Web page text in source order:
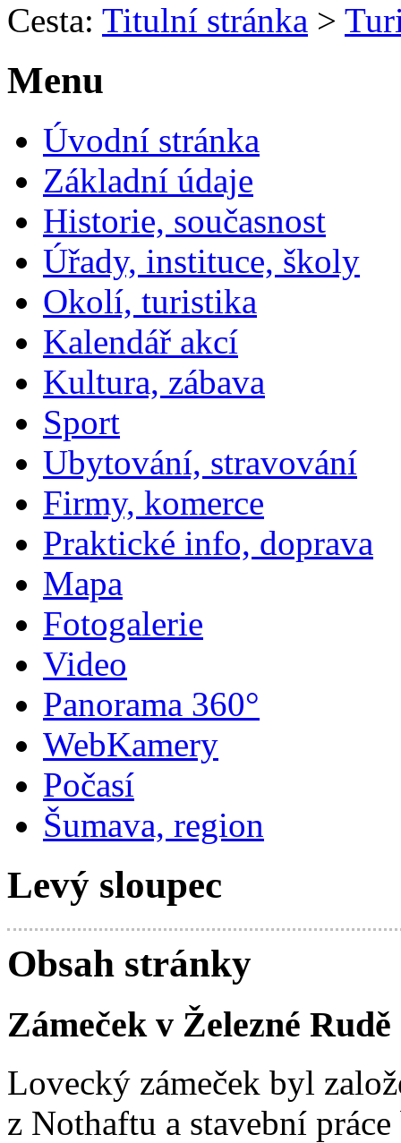
Cesta: Titulní stránka >
Menu
Úvodní stránka
Základní údaje
Historie, současnost
Úřady, instituce, školy
Okolí, turistika
Kalendář akcí
Kultura, zábava
Sport
Ubytování, stravování
Firmy, komerce
Praktické info, doprava
Mapa
Fotogalerie
Video
Panorama 360°
WebKamery
Počasí
Šumava, region
Levý sloupec
Obsah stránky
Zámeček v Železné Rudě
Lovecký zámeček byl
z Nothaftu a stavební